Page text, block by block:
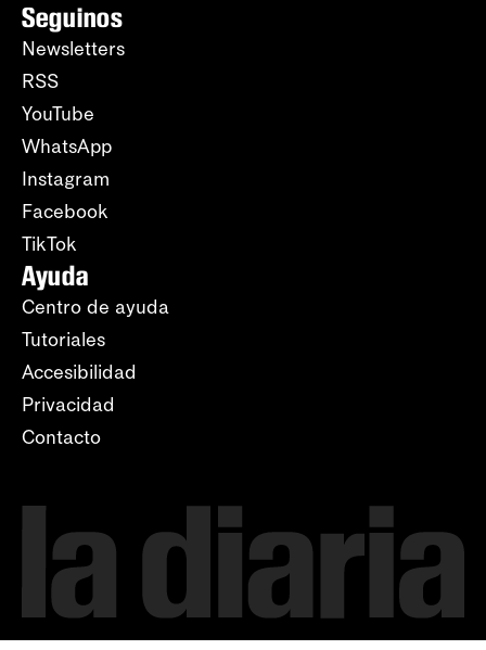
Seguinos
Newsletters
RSS
YouTube
WhatsApp
Instagram
Facebook
TikTok
Ayuda
Centro de ayuda
Tutoriales
Accesibilidad
Privacidad
Contacto